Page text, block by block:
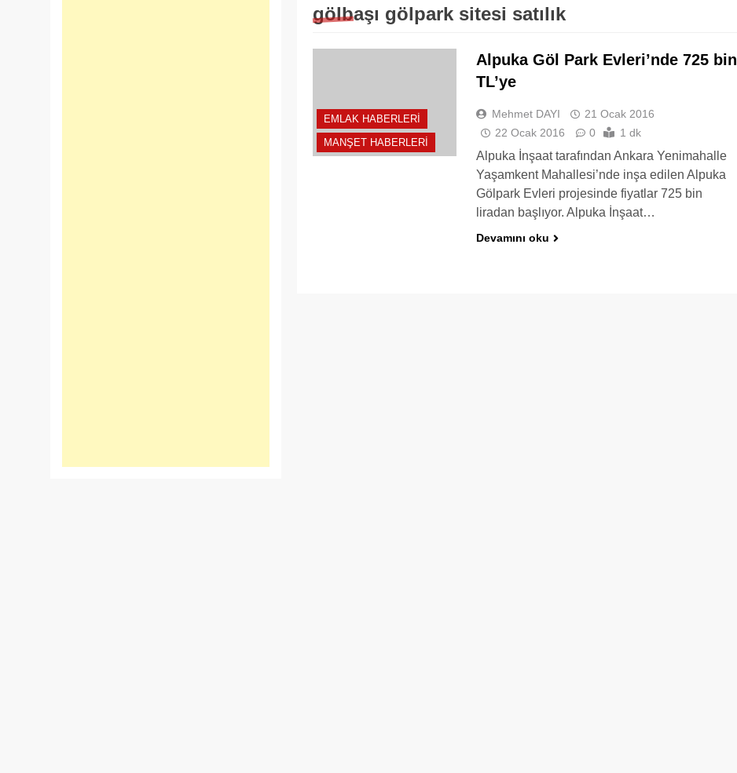
gölbaşı gölpark sitesi satılık
EMLAK HABERLERI
MANŞET HABERLERI
Alpuka Göl Park Evleri’nde 725 bin
TL’ye
Mehmet DAYI
21 Ocak 2016
22 Ocak 2016
0 1 dk
Alpuka İnşaat tarafından Ankara Yenimahalle
Yaşamkent Mahallesi’nde inşa edilen Alpuka
Gölpark Evleri projesinde fiyatlar 725 bin
liradan başlıyor. Alpuka İnşaat…
Devamını oku